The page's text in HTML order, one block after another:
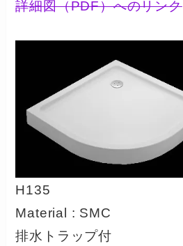
詳細図（PDF）へのリンク
H135
Material : SMC
排水トラップ付